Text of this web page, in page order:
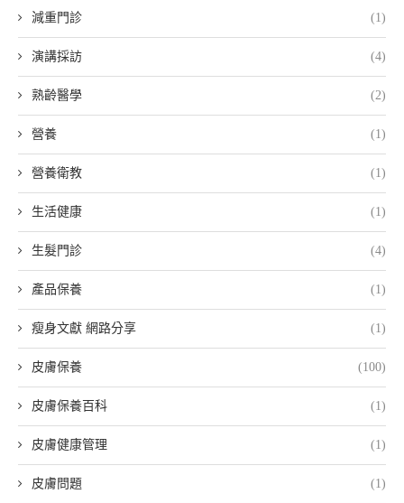
減重門診 (1)
演講採訪 (4)
熟齡醫學 (2)
營養 (1)
營養衛教 (1)
生活健康 (1)
生髮門診 (4)
產品保養 (1)
瘦身文獻 網路分享 (1)
皮膚保養 (100)
皮膚保養百科 (1)
皮膚健康管理 (1)
皮膚問題 (1)